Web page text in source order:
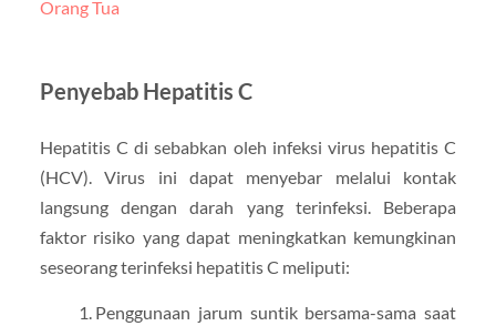
Orang Tua
Penyebab Hepatitis C
Hepatitis C di sebabkan oleh infeksi virus hepatitis C
(HCV). Virus ini dapat menyebar melalui kontak
langsung dengan darah yang terinfeksi. Beberapa
faktor risiko yang dapat meningkatkan kemungkinan
seseorang terinfeksi hepatitis C meliputi:
Penggunaan jarum suntik bersama-sama saat